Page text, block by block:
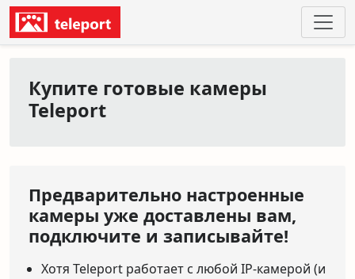
Купите готовые камеры
Teleport
Предварительно настроенные
камеры уже доставлены вам,
подключите и записывайте!
Хотя Teleport работает с любой IP-камерой (и